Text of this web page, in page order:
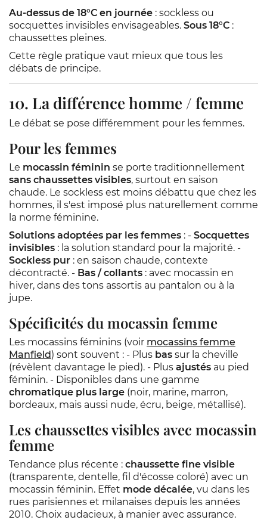
Au-dessus de 18°C en journée : sockless ou
socquettes invisibles envisageables. Sous 18°C :
chaussettes pleines.
Cette règle pratique vaut mieux que tous les
débats de principe.
10. La différence homme / femme
Le débat se pose différemment pour les femmes.
Pour les femmes
Le mocassin féminin se porte traditionnellement
sans chaussettes visibles, surtout en saison
chaude. Le sockless est moins débattu que chez les
hommes, il s'est imposé plus naturellement comme
la norme féminine.
Solutions adoptées par les femmes : - Socquettes
invisibles : la solution standard pour la majorité. -
Sockless pur : en saison chaude, contexte
décontracté. - Bas / collants : avec mocassin en
hiver, dans des tons assortis au pantalon ou à la
jupe.
Spécificités du mocassin femme
Les mocassins féminins (voir mocassins femme
Manfield) sont souvent : - Plus bas sur la cheville
(révèlent davantage le pied). - Plus ajustés au pied
féminin. - Disponibles dans une gamme
chromatique plus large (noir, marine, marron,
bordeaux, mais aussi nude, écru, beige, métallisé).
Les chaussettes visibles avec mocassin
femme
Tendance plus récente : chaussette fine visible
(transparente, dentelle, fil d'écosse coloré) avec un
mocassin féminin. Effet mode décalée, vu dans les
rues parisiennes et milanaises depuis les années
2010. Choix audacieux, à manier avec assurance.